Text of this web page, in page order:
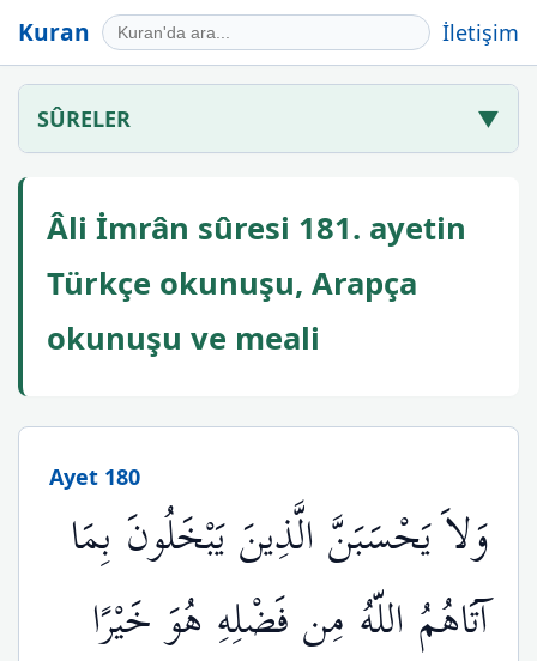
Kuran İletişim
SÛRELER ▼
Âli İmrân sûresi 181. ayetin
Türkçe okunuşu, Arapça
okunuşu ve meali
Ayet 180
وَلاَ يَحْسَبَنَّ الَّذِينَ يَبْخَلُونَ بِمَا
آتَاهُمُ اللّهُ مِن فَضْلِهِ هُوَ خَيْرًا